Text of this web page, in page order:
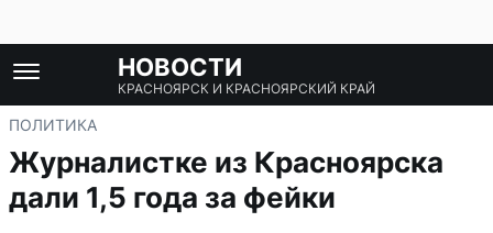
НОВОСТИ
КРАСНОЯРСК И КРАСНОЯРСКИЙ КРАЙ
ПОЛИТИКА
Журналистке из Красноярска
дали 1,5 года за фейки